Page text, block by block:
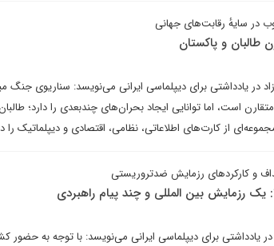
در سایهٔ رقابت‌های جهانی
طالبان و پاکستان
در یادداشتی برای دیپلماسی ایرانی می‌نویسد: سناریوی
است، اما توانایی ایجاد بحران‌های چندبعدی را دارد؛
از کارت‌های اطلاعاتی، نظامی، اقتصادی و دیپلماتیک
و کارکردهای رزمایش ضدتروریستی
یادداشتی برای دیپلماسی ایرانی می‌نویسد: با توجه به